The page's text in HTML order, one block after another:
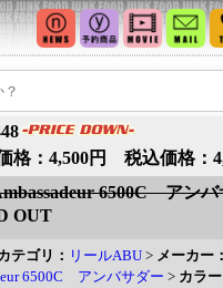
格：4,500円 税込価格：
6500C アンバ
OUT
テゴリ： リールABU > メーカー：
6500C アンバサダー > カラー